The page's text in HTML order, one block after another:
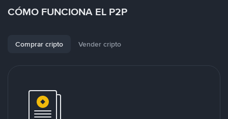
CÓMO FUNCIONA EL P2P
Comprar cripto Vender cripto